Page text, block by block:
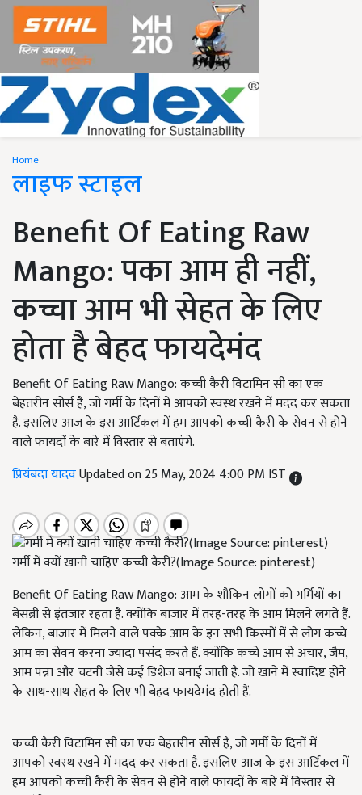
Home
लाइफ स्टाइल
Benefit Of Eating Raw
Mango: पका आम ही नहीं,
कच्चा आम भी सेहत के लिए
होता है बेहद फायदेमंद
Benefit Of Eating Raw Mango: कच्ची कैरी विटामिन सी का एक
बेहतरीन सोर्स है, जो गर्मी के दिनों में आपको स्वस्थ रखने में मदद कर सकता
है. इसलिए आज के इस आर्टिकल में हम आपको कच्ची कैरी के सेवन से होने
वाले फायदों के बारे में विस्तार से बताएंगे.
प्रियंबदा यादवUpdated on 25 May, 2024 4:00 PM IST
गर्मी में क्यों खानी चाहिए कच्ची कैरी?(Image Source: pinterest)
Benefit Of Eating Raw Mango: आम के शौकिन लोगों को गर्मियों का
बेसब्री से इंतजार रहता है. क्योंकि बाजार में तरह-तरह के आम मिलने लगते हैं.
लेकिन, बाजार में मिलने वाले पक्के आम के इन सभी किस्मों में से लोग कच्चे
आम का सेवन करना ज्यादा पसंद करते हैं. क्योंकि कच्चे आम से अचार, जैम,
आम पन्ना और चटनी जैसे कई डिशेज बनाई जाती है. जो खाने में स्वादिष्ट होने
के साथ-साथ सेहत के लिए भी बेहद फायदेमंद होती हैं.
कच्ची कैरी विटामिन सी का एक बेहतरीन सोर्स है, जो गर्मी के दिनों में
आपको स्वस्थ रखने में मदद कर सकता है. इसलिए आज के इस आर्टिकल में
हम आपको कच्ची कैरी के सेवन से होने वाले फायदों के बारे में विस्तार से